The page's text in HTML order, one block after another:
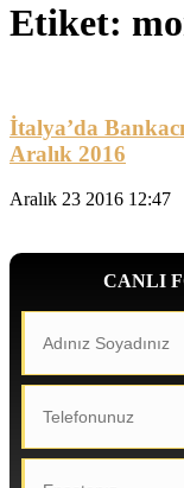
Etiket:
İtalya’da
Aralık 2016
Aralık 23 2016 12:47
CANLI